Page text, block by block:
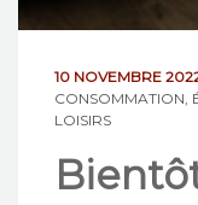
10 NOVEMBRE
CONSOMMATION,
LOISIRS